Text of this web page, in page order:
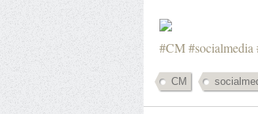
#CM#socialmedia
CM